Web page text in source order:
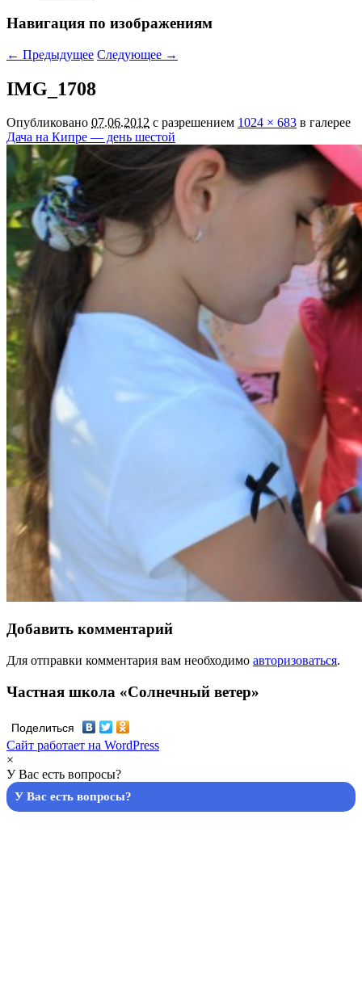
Навигация по изображениям
← Предыдущее Следующее →
IMG_1708
Опубликовано 07.06.2012 с разрешением 1024 × 683 в галерее
Дача на Кипре — день шестой
Добавить комментарий
Для отправки комментария вам необходимо авторизоваться.
Частная школа «Солнечный ветер»
Поделиться
Сайт работает на WordPress
×
У Вас есть вопросы?
У Вас есть вопросы?